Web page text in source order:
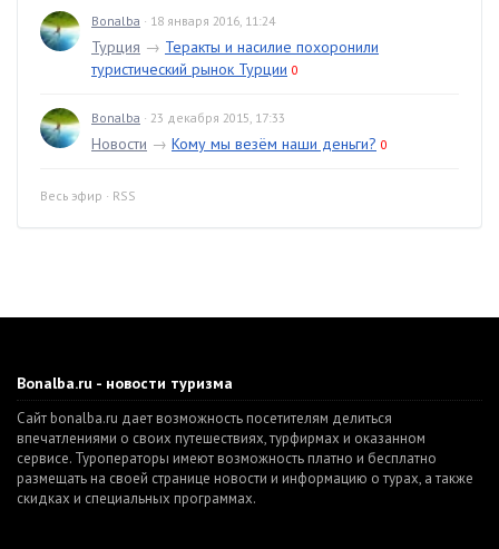
Bonalba · 18 января 2016, 11:24
Турция → Теракты и насилие похоронили
туристический рынок Турции 0
Bonalba · 23 декабря 2015, 17:33
Новости → Кому мы везём наши деньги? 0
Весь эфир · RSS
Bonalba.ru - новости туризма
Сайт bonalba.ru дает возможность посетителям делиться
впечатлениями о своих путешествиях, турфирмах и оказанном
сервисе. Туроператоры имеют возможность платно и бесплатно
размещать на своей странице новости и информацию о турах, а также
скидках и специальных программах.